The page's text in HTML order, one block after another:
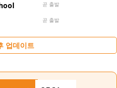
곧 출발
곧 출발
업데이트